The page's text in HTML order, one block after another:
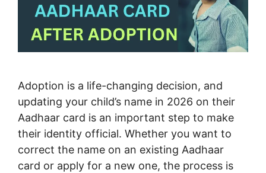
Adoption is a life-changing decision, and
updating your child’s name in 2026 on their
Aadhaar card is an important step to make
their identity official. Whether you want to
correct the name on an existing Aadhaar
card or apply for a new one, the process is